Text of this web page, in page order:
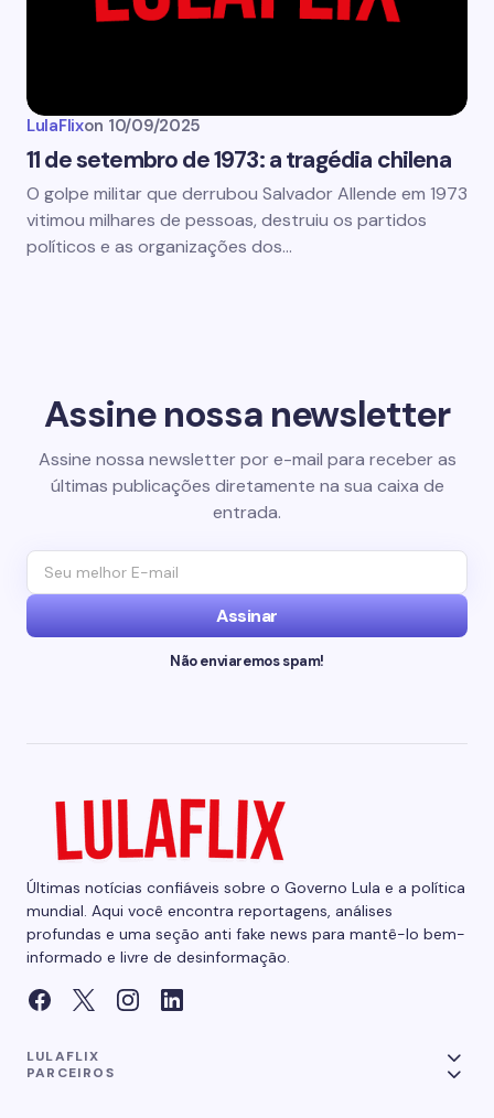
LulaFlixon 10/09/2025
11 de setembro de 1973: a tragédia chilena
O golpe militar que derrubou Salvador Allende em 1973
vitimou milhares de pessoas, destruiu os partidos
políticos e as organizações dos…
Assine nossa newsletter
Assine nossa newsletter por e-mail para receber as
últimas publicações diretamente na sua caixa de
entrada.
Assinar
Não enviaremos spam!
Últimas notícias confiáveis sobre o Governo Lula e a política
mundial. Aqui você encontra reportagens, análises
profundas e uma seção anti fake news para mantê-lo bem-
informado e livre de desinformação.
LULAFLIX
PARCEIROS